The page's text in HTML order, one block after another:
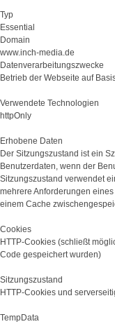
Typ
Essential
Domain
www.inch-media.de
Datenverarbeitungszwecke
Betrieb der Webseite auf
Verwendete Technologien
httpOnly
Erhobene Daten
Der Sitzungszustand ist ein
Benutzerdaten, wenn der
Sitzungszustand verwendet
mehrere Anforderungen
einem Cache
Cookies
HTTP-Cookies (schließt
Code gespeichert wurden)
Sitzungszustand
HTTP-Cookies und
TempData